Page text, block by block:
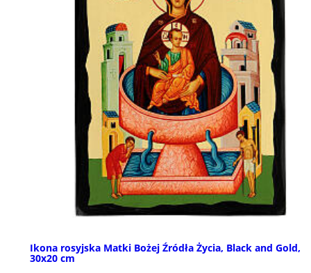
Ikona rosyjska Matki Bożej Źródła Życia, Black and Gold,
30x20 cm